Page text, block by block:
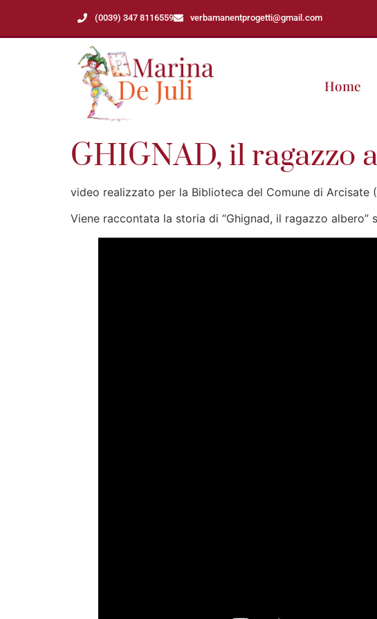
(0039) 347 8116559 verbamanentprogetti@gmail.com
Home
GHIGNAD, il ragazzo
video realizzato per la Biblioteca del Comune di Arcisate
Viene raccontata la storia di “Ghignad, il ragazzo